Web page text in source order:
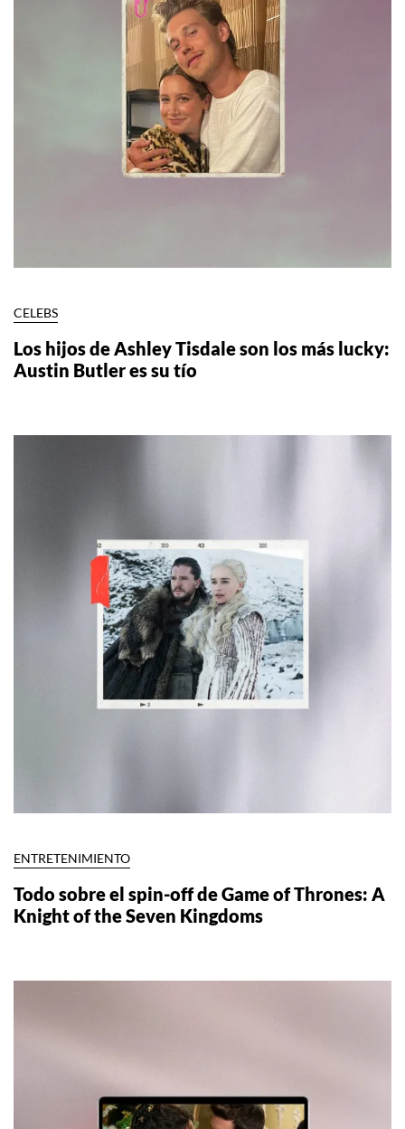
CELEBS
Los hijos de Ashley Tisdale son los más lucky:
Austin Butler es su tío
ENTRETENIMIENTO
Todo sobre el spin-off de Game of Thrones: A
Knight of the Seven Kingdoms